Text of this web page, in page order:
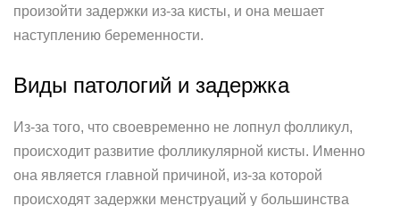
произойти задержки из-за кисты, и она мешает
наступлению беременности.
Виды патологий и задержка
Из-за того, что своевременно не лопнул фолликул,
происходит развитие фолликулярной кисты. Именно
она является главной причиной, из-за которой
происходят задержки менструаций у большинства